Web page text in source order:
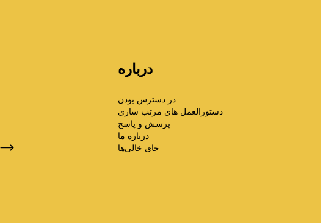
درباره
در دسترس بودن
دستورالعمل های مرتب سازی
پرسش و پاسخ
درباره ما
جای خالی‌ها